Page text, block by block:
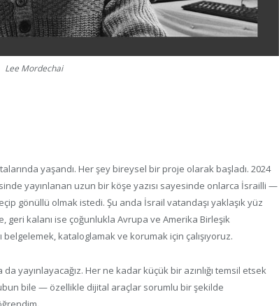
Lee Mordechai
yaşandı. Her şey bireysel bir proje olarak başladı. 2024
yayınlanan uzun bir köşe yazısı sayesinde onlarca İsrailli —
gönüllü olmak istedi. Şu anda İsrail vatandaşı yaklaşık yüz
geri kalanı ise çoğunlukla Avrupa ve Amerika Birleşik
belgelemek, kataloglamak ve korumak için çalışıyoruz.
da yayınlayacağız. Her ne kadar küçük bir azınlığı temsil etsek
bile — özellikle dijital araçlar sorumlu bir şekilde